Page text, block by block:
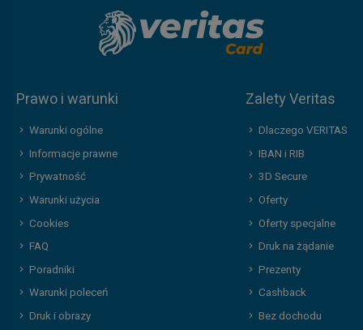
Prawo i warunki
Warunki ogólne
Informacje prawne
Prywatność
Warunki użycia
Cookies
FAQ
Poradniki
Warunki poleceń
Druk i obrazy
Zalety Veritas
Dlaczego VERITAS
IBAN i RIB
3D Secure
Oferty
Oferty specjalne
Druk na żądanie
Prezenty
Cashback
Bez dochodu